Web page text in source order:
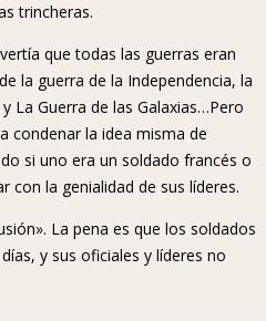
trincheras.
que todas las guerras eran
la guerra de la Independencia, la
La Guerra de las Galaxias…Pero
condenar la idea misma de
si uno era un soldado francés o
con la genialidad de sus líderes.
La pena es que los soldados
y sus oficiales y líderes no